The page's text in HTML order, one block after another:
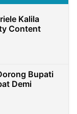
Kalila
Content
Bupati
Demi